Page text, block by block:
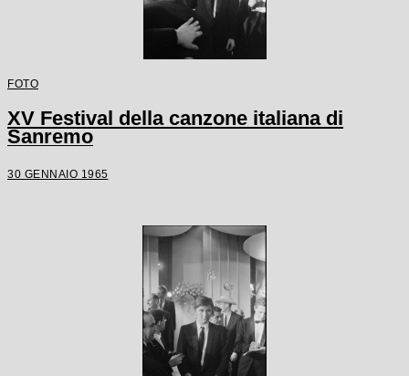
FOTO
XV Festival della canzone italiana di
Sanremo
30 GENNAIO 1965